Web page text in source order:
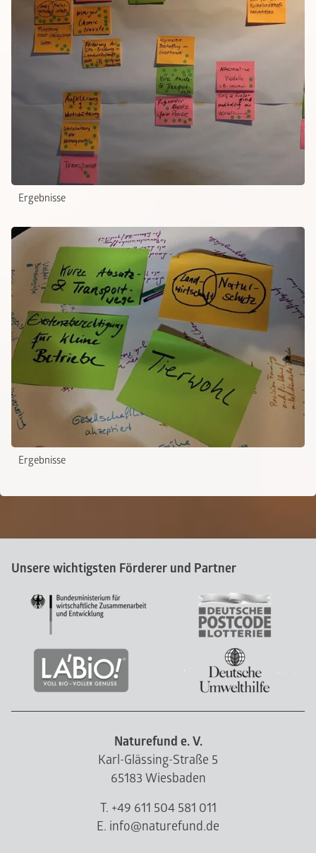
Ergebnisse
Ergebnisse
Unsere wichtigsten Förderer und Partner
Naturefund e. V.
Karl-Glässing-Straße 5
65183 Wiesbaden
T. +49 611 504 581 011
E. info@naturefund.de